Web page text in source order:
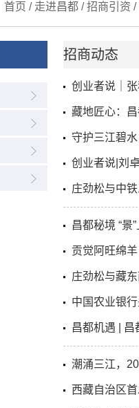
首页 / 走进昌都 /招商引资 /
招商动态
创业者说｜
藏地匠心：
守护三江碧
创业者说|刘
庄劲松与中
昌都秘境 “景
贡觉阿旺绵
庄劲松与藏
中国农业银
昌都机遇 | 昌
潮涌三江，
西藏自治区